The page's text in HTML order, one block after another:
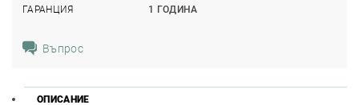
ГАРАНЦИЯ
1 ГОДИНА
Въпрос
ОПИСАНИЕ